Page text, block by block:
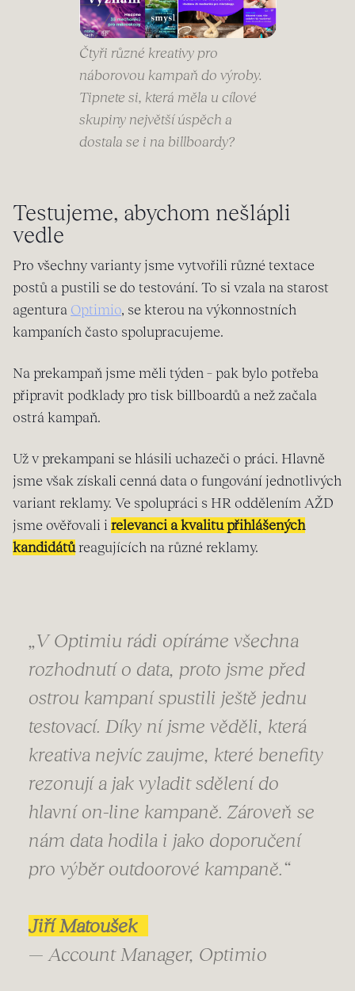
Čtyři různé kreativy pro
náborovou kampaň do výroby.
Tipnete si, která měla u cílové
skupiny největší úspěch a
dostala se i na billboardy?
Testujeme, abychom nešlápli
vedle
Pro všechny varianty jsme vytvořili různé textace
postů a pustili se do testování. To si vzala na starost
agentura Optimio, se kterou na výkonnostních
kampaních často spolupracujeme.
Na prekampaň jsme měli týden – pak bylo potřeba
připravit podklady pro tisk billboardů a než začala
ostrá kampaň.
Už v prekampani se hlásili uchazeči o práci. Hlavně
jsme však získali cenná data o fungování jednotlivých
variant reklamy. Ve spolupráci s HR oddělením AŽD
jsme ověřovali i relevanci a kvalitu přihlášených
kandidátů reagujících na různé reklamy.
„V Optimiu rádi opíráme všechna
rozhodnutí o data, proto jsme před
ostrou kampaní spustili ještě jednu
testovací. Díky ní jsme věděli, která
kreativa nejvíc zaujme, které benefity
rezonují a jak vyladit sdělení do
hlavní on-line kampaně. Zároveň se
nám data hodila i jako doporučení
pro výběr outdoorové kampaně.“
Jiří Matoušek
— Account Manager, Optimio